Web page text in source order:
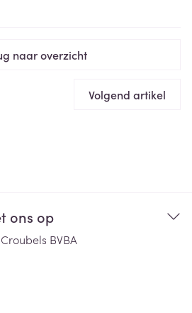
naar overzicht
Volgend artikel
ons op
BVBA